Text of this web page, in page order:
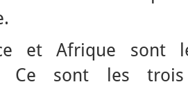
et Afrique sont
Ce sont les